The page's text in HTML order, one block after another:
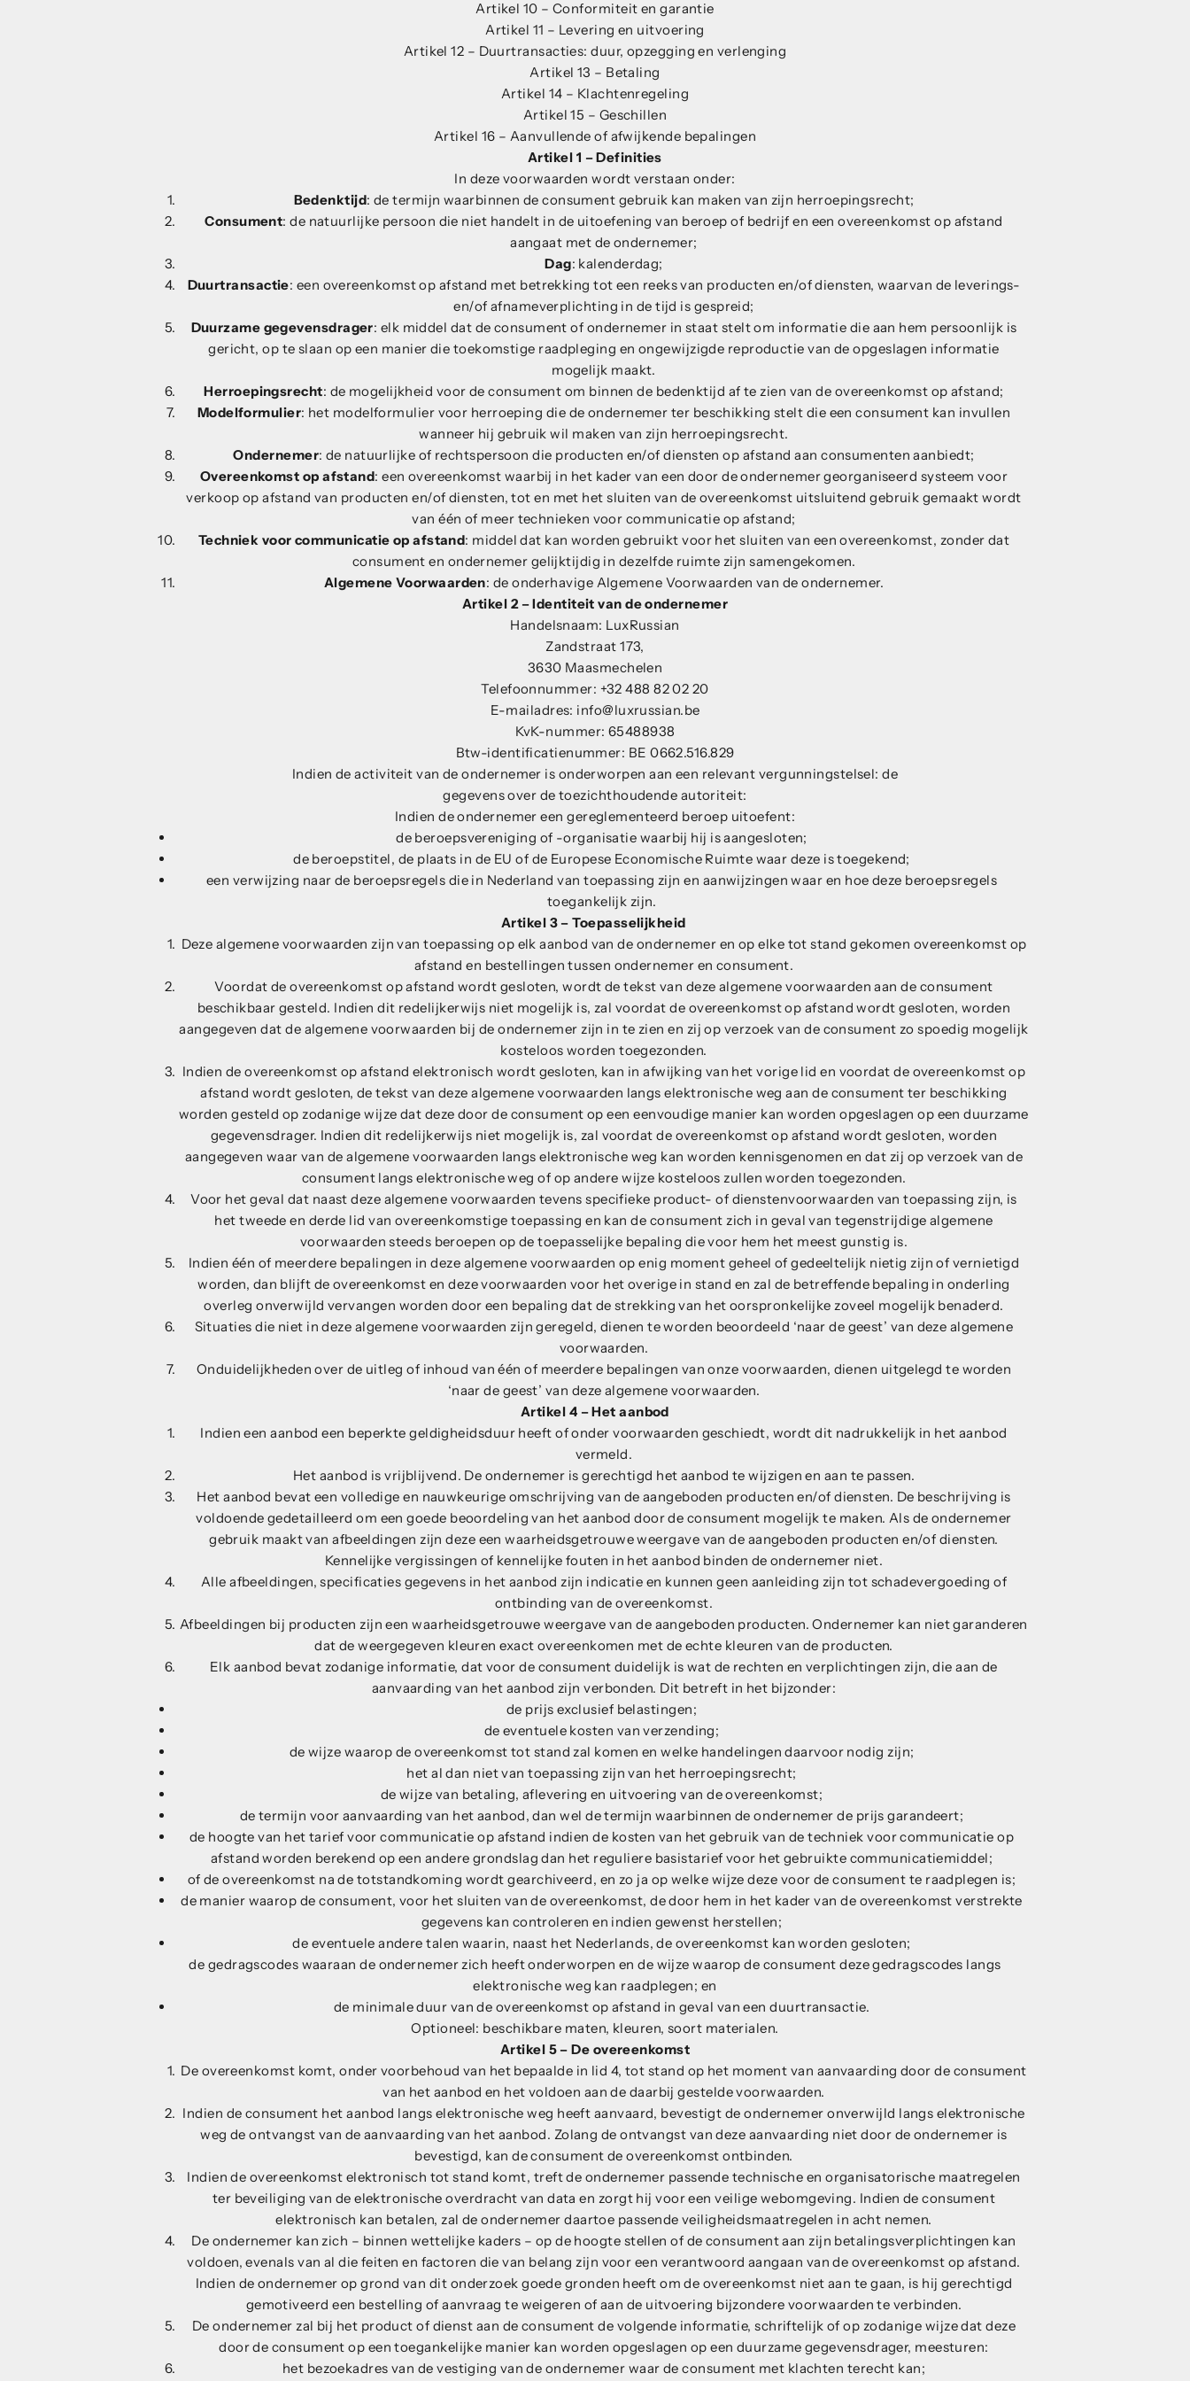
Artikel 10 – Conformiteit en garantie
Artikel 11 – Levering en uitvoering
Artikel 12 – Duurtransacties: duur, opzegging en verlenging
Artikel 13 – Betaling
Artikel 14 – Klachtenregeling
Artikel 15 – Geschillen
Artikel 16 – Aanvullende of afwijkende bepalingen
Artikel 1 – Definities
In deze voorwaarden wordt verstaan onder:
Bedenktijd: de termijn waarbinnen de consument gebruik kan maken van zijn herroepingsrecht;
Consument: de natuurlijke persoon die niet handelt in de uitoefening van beroep of bedrijf en een overeenkomst op afstand
aangaat met de ondernemer;
Dag: kalenderdag;
Duurtransactie: een overeenkomst op afstand met betrekking tot een reeks van producten en/of diensten, waarvan de leverings-
en/of afnameverplichting in de tijd is gespreid;
Duurzame gegevensdrager: elk middel dat de consument of ondernemer in staat stelt om informatie die aan hem persoonlijk is
gericht, op te slaan op een manier die toekomstige raadpleging en ongewijzigde reproductie van de opgeslagen informatie
mogelijk maakt.
Herroepingsrecht: de mogelijkheid voor de consument om binnen de bedenktijd af te zien van de overeenkomst op afstand;
Modelformulier: het modelformulier voor herroeping die de ondernemer ter beschikking stelt die een consument kan invullen
wanneer hij gebruik wil maken van zijn herroepingsrecht.
Ondernemer: de natuurlijke of rechtspersoon die producten en/of diensten op afstand aan consumenten aanbiedt;
Overeenkomst op afstand: een overeenkomst waarbij in het kader van een door de ondernemer georganiseerd systeem voor
verkoop op afstand van producten en/of diensten, tot en met het sluiten van de overeenkomst uitsluitend gebruik gemaakt wordt
van één of meer technieken voor communicatie op afstand;
Techniek voor communicatie op afstand: middel dat kan worden gebruikt voor het sluiten van een overeenkomst, zonder dat
consument en ondernemer gelijktijdig in dezelfde ruimte zijn samengekomen.
Algemene Voorwaarden: de onderhavige Algemene Voorwaarden van de ondernemer.
Artikel 2 – Identiteit van de ondernemer
Handelsnaam: LuxRussian
Zandstraat 173,
3630 Maasmechelen
Telefoonnummer: +32 488 82 02 20
E-mailadres: info@luxrussian.be
KvK-nummer: 65488938
Btw-identificatienummer: BE 0662.516.829
Indien de activiteit van de ondernemer is onderworpen aan een relevant vergunningstelsel: de
gegevens over de toezichthoudende autoriteit:
Indien de ondernemer een gereglementeerd beroep uitoefent:
de beroepsvereniging of -organisatie waarbij hij is aangesloten;
de beroepstitel, de plaats in de EU of de Europese Economische Ruimte waar deze is toegekend;
een verwijzing naar de beroepsregels die in Nederland van toepassing zijn en aanwijzingen waar en hoe deze beroepsregels
toegankelijk zijn.
Artikel 3 – Toepasselijkheid
Deze algemene voorwaarden zijn van toepassing op elk aanbod van de ondernemer en op elke tot stand gekomen overeenkomst op
afstand en bestellingen tussen ondernemer en consument.
Voordat de overeenkomst op afstand wordt gesloten, wordt de tekst van deze algemene voorwaarden aan de consument
beschikbaar gesteld. Indien dit redelijkerwijs niet mogelijk is, zal voordat de overeenkomst op afstand wordt gesloten, worden
aangegeven dat de algemene voorwaarden bij de ondernemer zijn in te zien en zij op verzoek van de consument zo spoedig mogelijk
kosteloos worden toegezonden.
Indien de overeenkomst op afstand elektronisch wordt gesloten, kan in afwijking van het vorige lid en voordat de overeenkomst op
afstand wordt gesloten, de tekst van deze algemene voorwaarden langs elektronische weg aan de consument ter beschikking
worden gesteld op zodanige wijze dat deze door de consument op een eenvoudige manier kan worden opgeslagen op een duurzame
gegevensdrager. Indien dit redelijkerwijs niet mogelijk is, zal voordat de overeenkomst op afstand wordt gesloten, worden
aangegeven waar van de algemene voorwaarden langs elektronische weg kan worden kennisgenomen en dat zij op verzoek van de
consument langs elektronische weg of op andere wijze kosteloos zullen worden toegezonden.
Voor het geval dat naast deze algemene voorwaarden tevens specifieke product- of dienstenvoorwaarden van toepassing zijn, is
het tweede en derde lid van overeenkomstige toepassing en kan de consument zich in geval van tegenstrijdige algemene
voorwaarden steeds beroepen op de toepasselijke bepaling die voor hem het meest gunstig is.
Indien één of meerdere bepalingen in deze algemene voorwaarden op enig moment geheel of gedeeltelijk nietig zijn of vernietigd
worden, dan blijft de overeenkomst en deze voorwaarden voor het overige in stand en zal de betreffende bepaling in onderling
overleg onverwijld vervangen worden door een bepaling dat de strekking van het oorspronkelijke zoveel mogelijk benaderd.
Situaties die niet in deze algemene voorwaarden zijn geregeld, dienen te worden beoordeeld ‘naar de geest’ van deze algemene
voorwaarden.
Onduidelijkheden over de uitleg of inhoud van één of meerdere bepalingen van onze voorwaarden, dienen uitgelegd te worden
‘naar de geest’ van deze algemene voorwaarden.
Artikel 4 – Het aanbod
Indien een aanbod een beperkte geldigheidsduur heeft of onder voorwaarden geschiedt, wordt dit nadrukkelijk in het aanbod
vermeld.
Het aanbod is vrijblijvend. De ondernemer is gerechtigd het aanbod te wijzigen en aan te passen.
Het aanbod bevat een volledige en nauwkeurige omschrijving van de aangeboden producten en/of diensten. De beschrijving is
voldoende gedetailleerd om een goede beoordeling van het aanbod door de consument mogelijk te maken. Als de ondernemer
gebruik maakt van afbeeldingen zijn deze een waarheidsgetrouwe weergave van de aangeboden producten en/of diensten.
Kennelijke vergissingen of kennelijke fouten in het aanbod binden de ondernemer niet.
Alle afbeeldingen, specificaties gegevens in het aanbod zijn indicatie en kunnen geen aanleiding zijn tot schadevergoeding of
ontbinding van de overeenkomst.
Afbeeldingen bij producten zijn een waarheidsgetrouwe weergave van de aangeboden producten. Ondernemer kan niet garanderen
dat de weergegeven kleuren exact overeenkomen met de echte kleuren van de producten.
Elk aanbod bevat zodanige informatie, dat voor de consument duidelijk is wat de rechten en verplichtingen zijn, die aan de
aanvaarding van het aanbod zijn verbonden. Dit betreft in het bijzonder:
de prijs exclusief belastingen;
de eventuele kosten van verzending;
de wijze waarop de overeenkomst tot stand zal komen en welke handelingen daarvoor nodig zijn;
het al dan niet van toepassing zijn van het herroepingsrecht;
de wijze van betaling, aflevering en uitvoering van de overeenkomst;
de termijn voor aanvaarding van het aanbod, dan wel de termijn waarbinnen de ondernemer de prijs garandeert;
de hoogte van het tarief voor communicatie op afstand indien de kosten van het gebruik van de techniek voor communicatie op
afstand worden berekend op een andere grondslag dan het reguliere basistarief voor het gebruikte communicatiemiddel;
of de overeenkomst na de totstandkoming wordt gearchiveerd, en zo ja op welke wijze deze voor de consument te raadplegen is;
de manier waarop de consument, voor het sluiten van de overeenkomst, de door hem in het kader van de overeenkomst verstrekte
gegevens kan controleren en indien gewenst herstellen;
de eventuele andere talen waarin, naast het Nederlands, de overeenkomst kan worden gesloten;
de gedragscodes waaraan de ondernemer zich heeft onderworpen en de wijze waarop de consument deze gedragscodes langs
elektronische weg kan raadplegen; en
de minimale duur van de overeenkomst op afstand in geval van een duurtransactie.
Optioneel: beschikbare maten, kleuren, soort materialen.
Artikel 5 – De overeenkomst
De overeenkomst komt, onder voorbehoud van het bepaalde in lid 4, tot stand op het moment van aanvaarding door de consument
van het aanbod en het voldoen aan de daarbij gestelde voorwaarden.
Indien de consument het aanbod langs elektronische weg heeft aanvaard, bevestigt de ondernemer onverwijld langs elektronische
weg de ontvangst van de aanvaarding van het aanbod. Zolang de ontvangst van deze aanvaarding niet door de ondernemer is
bevestigd, kan de consument de overeenkomst ontbinden.
Indien de overeenkomst elektronisch tot stand komt, treft de ondernemer passende technische en organisatorische maatregelen
ter beveiliging van de elektronische overdracht van data en zorgt hij voor een veilige webomgeving. Indien de consument
elektronisch kan betalen, zal de ondernemer daartoe passende veiligheidsmaatregelen in acht nemen.
De ondernemer kan zich – binnen wettelijke kaders – op de hoogte stellen of de consument aan zijn betalingsverplichtingen kan
voldoen, evenals van al die feiten en factoren die van belang zijn voor een verantwoord aangaan van de overeenkomst op afstand.
Indien de ondernemer op grond van dit onderzoek goede gronden heeft om de overeenkomst niet aan te gaan, is hij gerechtigd
gemotiveerd een bestelling of aanvraag te weigeren of aan de uitvoering bijzondere voorwaarden te verbinden.
De ondernemer zal bij het product of dienst aan de consument de volgende informatie, schriftelijk of op zodanige wijze dat deze
door de consument op een toegankelijke manier kan worden opgeslagen op een duurzame gegevensdrager, meesturen:
het bezoekadres van de vestiging van de ondernemer waar de consument met klachten terecht kan;